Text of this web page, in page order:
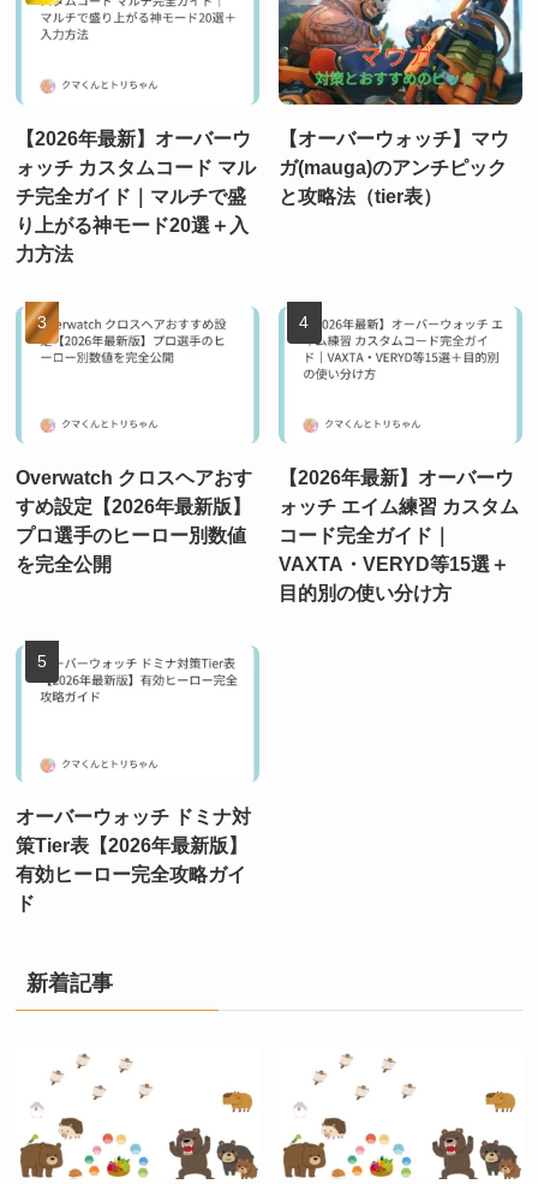
【2026年最新】オーバーウ
ォッチ カスタムコード マル
チ完全ガイド｜マルチで盛
り上がる神モード20選＋入
力方法
【オーバーウォッチ】マウ
ガ(mauga)のアンチピック
と攻略法（tier表）
Overwatch クロスヘアおす
すめ設定【2026年最新版】
プロ選手のヒーロー別数値
を完全公開
【2026年最新】オーバーウ
ォッチ エイム練習 カスタム
コード完全ガイド｜
VAXTA・VERYD等15選＋
目的別の使い分け方
オーバーウォッチ ドミナ対
策Tier表【2026年最新版】
有効ヒーロー完全攻略ガイ
ド
新着記事